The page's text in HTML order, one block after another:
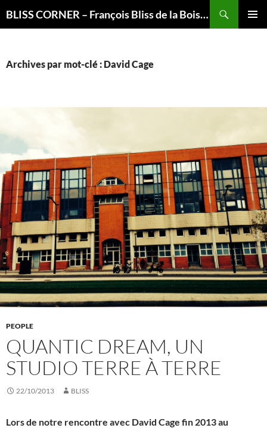
BLISS CORNER – François Bliss de la Boissière is here
Archives par mot-clé : David Cage
PEOPLE
QUANTIC DREAM, UN
STUDIO TERRE À TERRE
22/10/2013 BLISS
Lors de notre rencontre avec David Cage fin 2013 au